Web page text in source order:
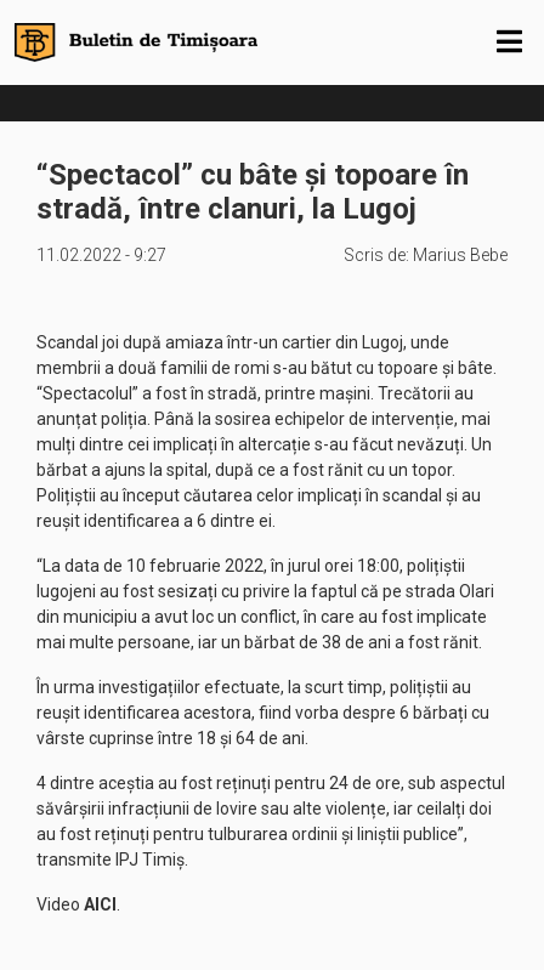
“Spectacol” cu bâte și topoare în
stradă, între clanuri, la Lugoj
11.02.2022 - 9:27 Scris de: Marius Bebe
Scandal joi după amiaza într-un cartier din Lugoj, unde
membrii a două familii de romi s-au bătut cu topoare și bâte.
“Spectacolul” a fost în stradă, printre mașini. Trecătorii au
anunțat poliția. Până la sosirea echipelor de intervenție, mai
mulți dintre cei implicați în altercație s-au făcut nevăzuți. Un
bărbat a ajuns la spital, după ce a fost rănit cu un topor.
Polițiștii au început căutarea celor implicați în scandal și au
reușit identificarea a 6 dintre ei.
“La data de 10 februarie 2022, în jurul orei 18:00, polițiștii
lugojeni au fost sesizați cu privire la faptul că pe strada Olari
din municipiu a avut loc un conflict, în care au fost implicate
mai multe persoane, iar un bărbat de 38 de ani a fost rănit.
În urma investigațiilor efectuate, la scurt timp, polițiștii au
reușit identificarea acestora, fiind vorba despre 6 bărbați cu
vârste cuprinse între 18 și 64 de ani.
4 dintre aceștia au fost reținuți pentru 24 de ore, sub aspectul
săvârșirii infracțiunii de lovire sau alte violențe, iar ceilalți doi
au fost reținuți pentru tulburarea ordinii și liniștii publice”,
transmite IPJ Timiș.
Video AICI